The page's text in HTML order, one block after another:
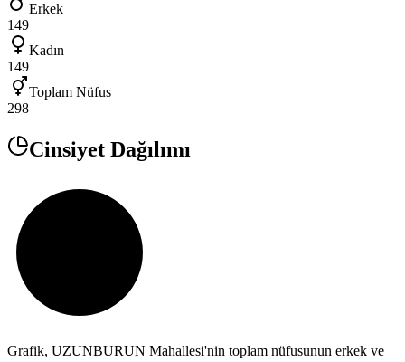
Erkek
149
Kadın
149
Toplam Nüfus
298
Cinsiyet Dağılımı
Grafik, UZUNBURUN Mahallesi'nin toplam nüfusunun erkek ve